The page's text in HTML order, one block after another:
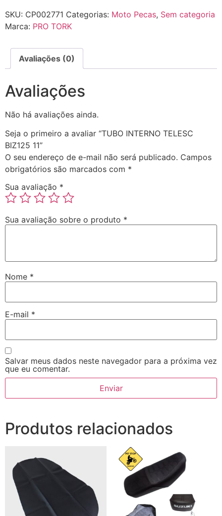
SKU: CP002771 Categorias: Moto Pecas, Sem categoria
Marca: PRO TORK
Avaliações (0)
Avaliações
Não há avaliações ainda.
Seja o primeiro a avaliar “TUBO INTERNO TELESC
BIZ125 11”
O seu endereço de e-mail não será publicado. Campos
obrigatórios são marcados com *
Sua avaliação *
Sua avaliação sobre o produto *
Nome *
E-mail *
Salvar meus dados neste navegador para a próxima vez
que eu comentar.
Produtos relacionados